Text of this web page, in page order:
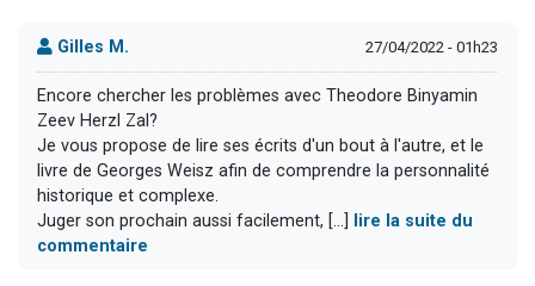
Gilles M. 27/04/2022 - 01h23
Encore chercher les problèmes avec Theodore Binyamin
Zeev Herzl Zal?
Je vous propose de lire ses écrits d'un bout à l'autre, et le
livre de Georges Weisz afin de comprendre la personnalité
historique et complexe.
Juger son prochain aussi facilement, [...]
lire la suite du
commentaire